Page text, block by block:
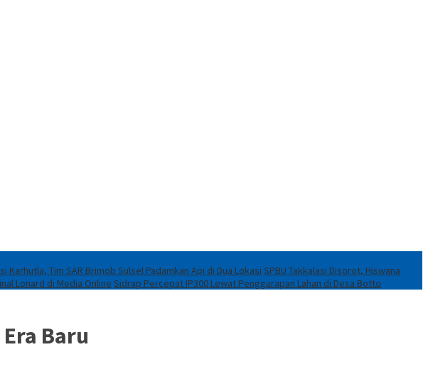
Karhutla, Tim SAR Brimob Sulsel Padamkan Api di Dua Lokasi SPBU Takkalasi Disorot, Hiswana
Lonard di Media Online Sidrap Percepat IP300 Lewat Penggarapan Lahan di Desa Botto
Baru